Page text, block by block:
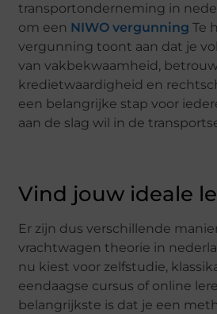
transportonderneming in
om een NIWO vergunning Te
vergunning toont aan dat je
van vakbekwaamheid,
kredietwaardigheid en
een belangrijke stap voor
aan de slag wil in de
Vind jouw ideale
Er zijn dus verschillende
vrachtwagen theorie in
nu kiest voor zelfstudie,
eendaagse cursus of online
belangrijkste is dat je een